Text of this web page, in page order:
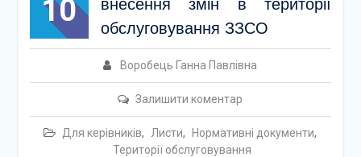
10
внесення змін в території
обслуговування ЗЗСО
Воробець Ганна Павлівна
Залишити коментар
Для керівників, Листи, Нормативні документи,
Території обслуговування